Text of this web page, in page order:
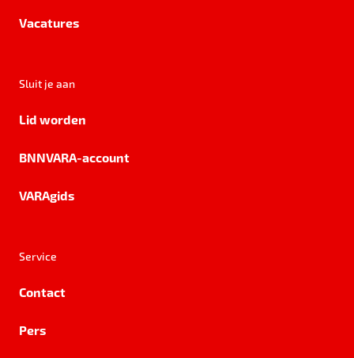
Vacatures
Sluit je aan
Lid worden
BNNVARA-account
VARAgids
Service
Contact
Pers